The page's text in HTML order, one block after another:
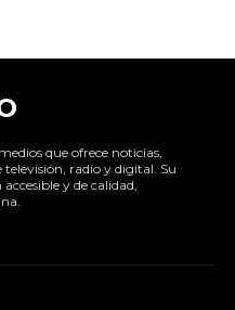
que ofrece noticias,
radio y digital. Su
y de calidad,